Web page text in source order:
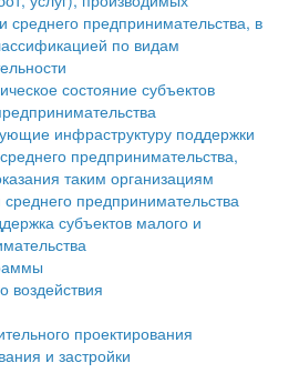
воздействия
проектирования
и застройки
среднего предпринимательства, в
по видам
состояние субъектов
инфраструктуру поддержки
предпринимательства,
таким организациям
предпринимательства
субъектов малого и
воздействия
проектирования
и застройки